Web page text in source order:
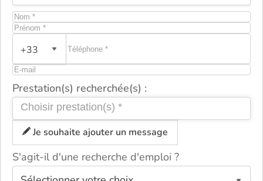
+33
Prestation(s) recherchée(s) :
Je souhaite ajouter un message
S'agit-il d'une recherche d'emploi ?
ou